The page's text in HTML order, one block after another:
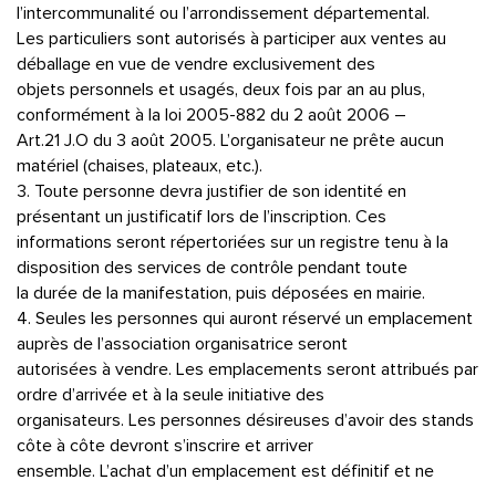
l’intercommunalité ou l’arrondissement départemental.
Les particuliers sont autorisés à participer aux ventes au
déballage en vue de vendre exclusivement des
objets personnels et usagés, deux fois par an au plus,
conformément à la loi 2005-882 du 2 août 2006 –
Art.21 J.O du 3 août 2005. L’organisateur ne prête aucun
matériel (chaises, plateaux, etc.).
3. Toute personne devra justifier de son identité en
présentant un justificatif lors de l’inscription. Ces
informations seront répertoriées sur un registre tenu à la
disposition des services de contrôle pendant toute
la durée de la manifestation, puis déposées en mairie.
4. Seules les personnes qui auront réservé un emplacement
auprès de l’association organisatrice seront
autorisées à vendre. Les emplacements seront attribués par
ordre d’arrivée et à la seule initiative des
organisateurs. Les personnes désireuses d’avoir des stands
côte à côte devront s’inscrire et arriver
ensemble. L’achat d’un emplacement est définitif et ne